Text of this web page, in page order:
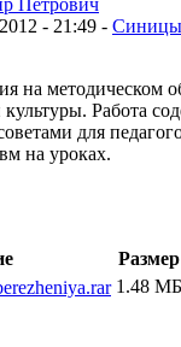
- 21:49 -
на методическом
Работа
для
на уроках.
Размер
1.48 МБ